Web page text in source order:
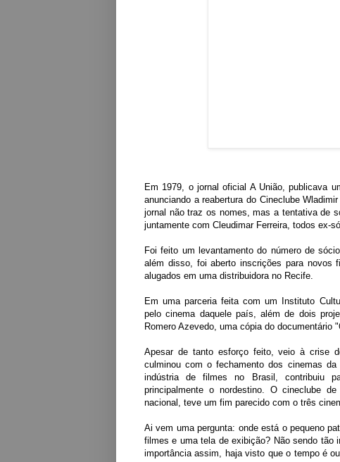
Em 1979, o jornal oficial A União, publicava
anunciando a reabertura do Cineclube
jornal não traz os nomes, mas a tentativa de
juntamente com Cleudimar Ferreira , todos ex-
Foi feito um levantamento do número de
além disso, foi aberto inscrições para novos
alugados em uma distribuidora no Recife.
Em uma parceria feita com um Instituto
pelo cinema daquele país, além de dois
Romero Azevedo , uma cópia do documentário
Apesar de tanto esforço feito, veio à crise
culminou com o fechamento dos cinemas da
indústria de filmes no Brasil, contribuiu
principalmente o nordestino. O cineclube
nacional, teve um fim parecido com o três
Ai vem uma pergunta: onde está o pequeno
filmes e uma tela de exibição? Não sendo tão
importância assim, haja visto que o tempo é